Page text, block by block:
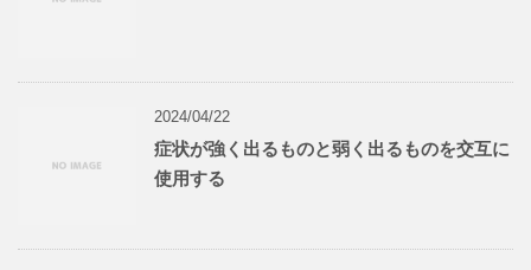
2024/04/22
症状が強く出るものと弱く出るものを交互に
使用する